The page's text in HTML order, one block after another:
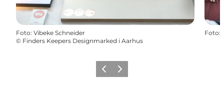
Foto: Vibeke Schneider
© Finders Keepers Designmarked i Aarhus
Foto:
ForrigeNæste